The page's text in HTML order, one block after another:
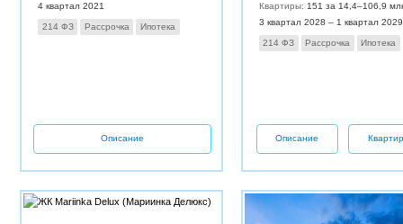
4 квартал 2021
214 ФЗ Рассрочка Ипотека
Описание
Квартиры: 151 за 14,4–106,9
3 квартал 2028 – 1 квартал 2029
214 ФЗ Рассрочка Ипотека
Описание